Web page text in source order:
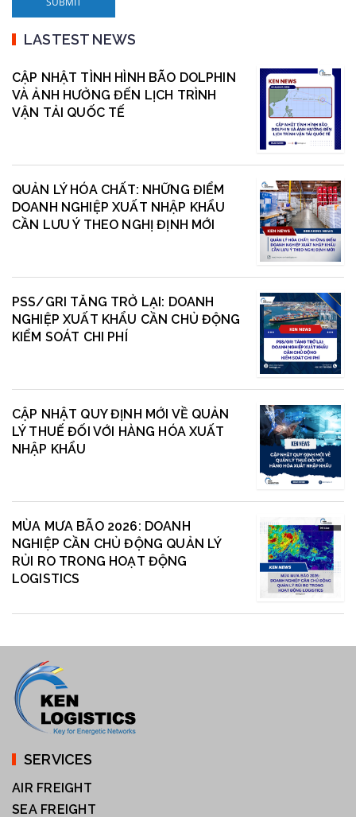
LASTEST NEWS
CẬP NHẬT TÌNH HÌNH BÃO DOLPHIN
VÀ ẢNH HƯỞNG ĐẾN LỊCH TRÌNH
VẬN TẢI QUỐC TẾ
QUẢN LÝ HÓA CHẤT: NHỮNG ĐIỂM
DOANH NGHIỆP XUẤT NHẬP KHẨU
CẦN LƯU Ý THEO NGHỊ ĐỊNH MỚI
PSS/GRI TĂNG TRỞ LẠI: DOANH
NGHIỆP XUẤT KHẨU CẦN CHỦ ĐỘNG
KIỂM SOÁT CHI PHÍ
CẬP NHẬT QUY ĐỊNH MỚI VỀ QUẢN
LÝ THUẾ ĐỐI VỚI HÀNG HÓA XUẤT
NHẬP KHẨU
MÙA MƯA BÃO 2026: DOANH
NGHIỆP CẦN CHỦ ĐỘNG QUẢN LÝ
RỦI RO TRONG HOẠT ĐỘNG
LOGISTICS
SERVICES
AIR FREIGHT
SEA FREIGHT